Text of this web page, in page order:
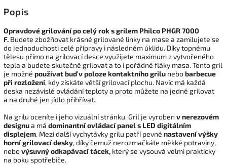
Popis
Opravdové grilování po celý rok s grilem Philco PHGR 7000
F. Budete zbožňovat krásné grilované linky na mase a zamilujete se
do jednoduchosti celé přípravy i následném úklidu. Díky topnému
tělesu přímo na grilovací desce využijete maximum z vytvořeného
tepla a budete skutečně grilovat a to i pořádné fláky masa. Tento gril
je možné používat buď v poloze kontaktního grilu nebobarbecue
při rozložení, kdy získáte větší grilovací plochu. Navíc má každá
deska nezávislé ovládání teploty a proto můžete na jedné grilovat
a na druhé jen jídlo přihřívat.
Na grilu oceníte i jeho vizuální stránku. Gril je vyroben v nerezovém
designua má dominantní ovládací panel s LED digitálním
displejem. Mezi další vychytávky grilu patří pevné nastavení výšky
horní grilovací desky, díky čemuž nerozmačkáte měkké potraviny,
nebovýsuvný odkapávací tácek, který se vysouvá velmi prakticky
na boku spotřebiče.